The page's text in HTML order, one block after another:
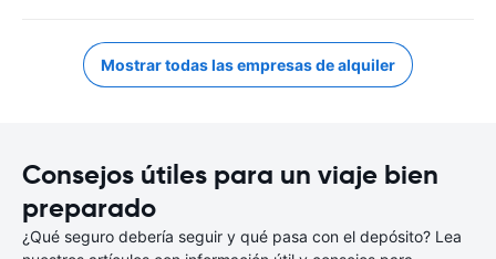
Mostrar todas las empresas de alquiler
Consejos útiles para un viaje bien
preparado
¿Qué seguro debería seguir y qué pasa con el depósito? Lea